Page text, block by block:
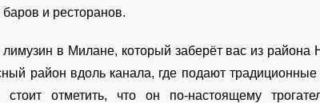
и ресторанов.
в Милане, который заберёт вас из района
район вдоль канала, где подают
отметить, что он по-настоящему